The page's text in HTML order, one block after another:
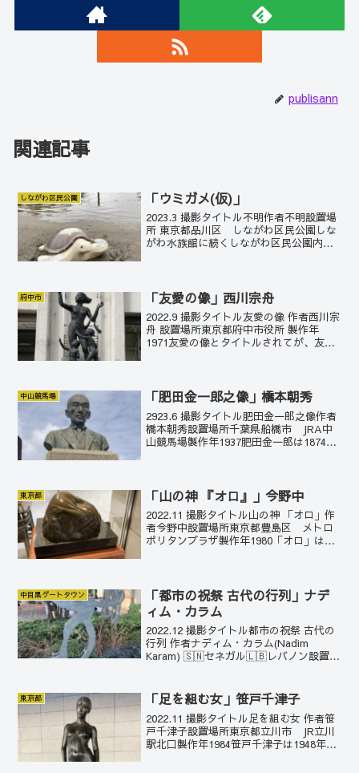
publisann
関連記事
しながわ区民公園 「ウミガメ(仮)」
2023.3 撮影タイトル不明作者不明設置場
所 東京都品川区 しながわ区民公園しな
がわ水族館に続くしながわ区民公園内に
ウミガメは地下...
府中市 「友愛の像」西川宗舟
2022.9 撮影タイトル友愛の像 作者西川宗
舟 設置場所東京都府中市役所 製作年
1971友愛の像とタイトルされてが、友と
中山競馬場 「肥田金一郎之像」橋本朝秀
2923.6 撮影タイトル肥田金一郎之像作者
橋本朝秀設置場所千葉県船橋市 JRA中
山競馬場製作年1937肥田金一郎は1874年
め、高山...
東京都 「山の神 『オロ』」今野中
2022.11 撮影タイトル山の神 「オロ」作
者今野中設置場所東京都豊島区 メトロ
ポリタンプラザ製作年1980「オロ」は、
の神ロンゴ...
中目黒ゲートタウン
「都市の祝祭 古代の行列」ナデ
ィム・カラム
2022.12 撮影タイトル都市の祝祭 古代の
行列 作者ナディム・カラム(Nadim
Karam) 🇸🇳セネガル🇱🇧レバノン設置場
ているようだ。不思議な楽しさがある。
オ...
東京都 「足を組む女」笹戸千津子
2022.11 撮影タイトル足を組む女 作者笹
戸千津子設置場所東京都立川市 JR立川
駅北口製作年1984笹戸千津子は1948年